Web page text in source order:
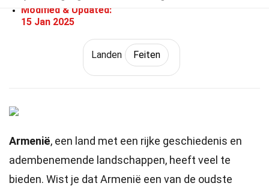
Modified & Updated:
15 Jan 2025
Landen Feiten
Armenië, een land met een rijke geschiedenis en
adembenemende landschappen, heeft veel te
bieden. Wist je dat Armenië een van de oudste